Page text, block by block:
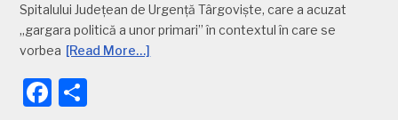
Spitalului Județean de Urgență Târgoviște, care a acuzat
„gargara politică a unor primari” în contextul în care se
vorbea [Read More…]
Facebook